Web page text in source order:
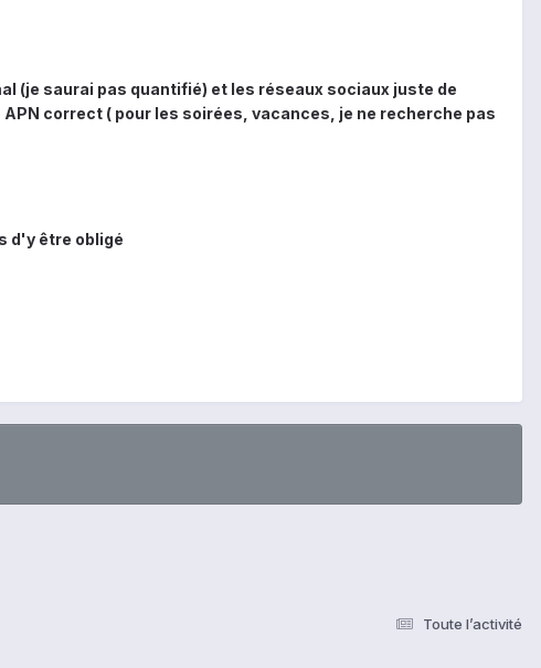
(je saurai pas quantifié) et les réseaux sociaux juste de
correct ( pour les soirées, vacances, je ne recherche pas
d'y être obligé
Toute l’activité